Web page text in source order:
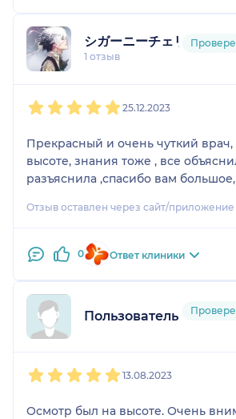
シガーニーチェリー
1 отзыв
25.12.2023
Прекрасный и очень чуткий
высоте, знания тоже , все
разъяснила ,спасибо вам
Отзыв оставлен через сайт/приложение
0 Ответ клиники
Пользователь
13.08.2023
Осмотр был на высоте. Очень